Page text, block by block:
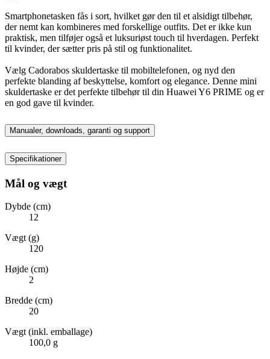
Smartphonetasken fås i sort, hvilket gør den til et alsidigt tilbehør,
der nemt kan kombineres med forskellige outfits. Det er ikke kun
praktisk, men tilføjer også et luksuriøst touch til hverdagen. Perfekt
til kvinder, der sætter pris på stil og funktionalitet.
Vælg Cadorabos skuldertaske til mobiltelefonen, og nyd den
perfekte blanding af beskyttelse, komfort og elegance. Denne mini
skuldertaske er det perfekte tilbehør til din Huawei Y6 PRIME og er
en god gave til kvinder.
Manualer, downloads, garanti og support
Specifikationer
Mål og vægt
Dybde (cm)
12
Vægt (g)
120
Højde (cm)
2
Bredde (cm)
20
Vægt (inkl. emballage)
100,0 g